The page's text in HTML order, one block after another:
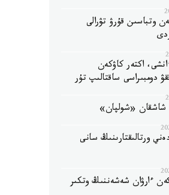
وتباسىن قۇرۋ تۋرالى
ءانشى، اكتەر كاۋكەن
دومبىراسى ساقتالىپ تۇر
شاشقان «شولپان»
ورتالىقتارىنىڭ سانى
ءارۋان شەشەننىڭ وتكىر